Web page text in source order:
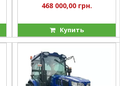
468 000,00 грн.
Купить